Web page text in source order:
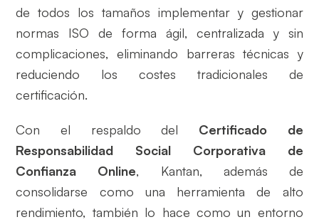
de todos los tamaños implementar y gestionar
normas ISO de forma ágil, centralizada y sin
complicaciones, eliminando barreras técnicas y
reduciendo los costes tradicionales de
certificación.
Con el respaldo del Certificado de
Responsabilidad Social Corporativa de
Confianza Online, Kantan, además de
consolidarse como una herramienta de alto
rendimiento, también lo hace como un entorno